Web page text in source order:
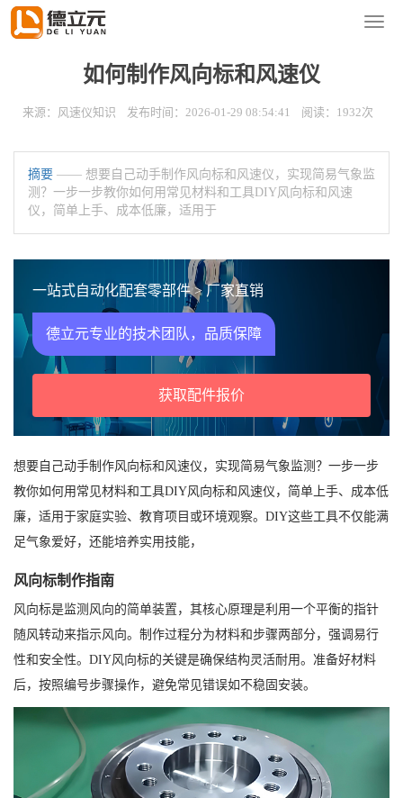
导
您的位置：首页
如何制作风向标和风速仪
来源：风速仪知识 发布时间：2026-01-29 08:54:41 阅读：1932次
摘要 —— 想要自己动手制作风向标和风速仪，实现简易气象监
测？一步一步教你如何用常见材料和工具DIY风向标和风速
仪，简单上手、成本低廉，适用于
一站式自动化配套零部件 > 厂家直销
德立元专业的技术团队，品质保障
获取配件报价
想要自己动手制作风向标和风速仪，实现简易气象监测？一步一步
教你如何用常见材料和工具DIY风向标和风速仪，简单上手、成本低
廉，适用于家庭实验、教育项目或环境观察。DIY这些工具不仅能满
足气象爱好，还能培养实用技能，
风向标制作指南
风向标是监测风向的简单装置，其核心原理是利用一个平衡的指针
随风转动来指示风向。制作过程分为材料和步骤两部分，强调易行
性和安全性。DIY风向标的关键是确保结构灵活耐用。准备好材料
后，按照编号步骤操作，避免常见错误如不稳固安装。